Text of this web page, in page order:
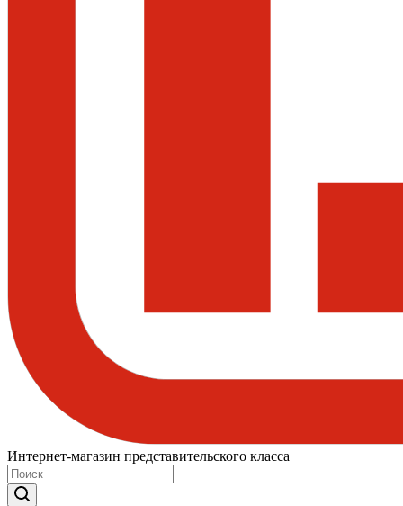
Интернет-магазин представительского класса